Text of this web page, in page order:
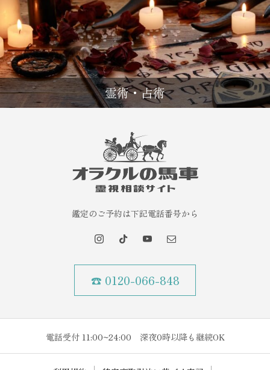
霊術・占術
鑑定のご予約は下記電話番号から
☎ 0120-066-848
電話受付 11:00~24:00 深夜0時以降も継続OK